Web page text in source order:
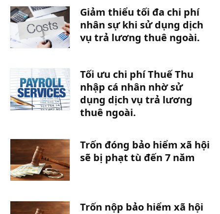
Giảm thiểu tối đa chi phí
nhân sự khi sử dụng dịch
vụ trả lương thuê ngoài.
Tối ưu chi phí Thuế Thu
nhập cá nhân nhờ sử
dụng dịch vụ trả lương
thuê ngoài.
Trốn đóng bảo hiểm xã hội
sẽ bị phạt tù đến 7 năm
Trốn nộp bảo hiểm xã hội